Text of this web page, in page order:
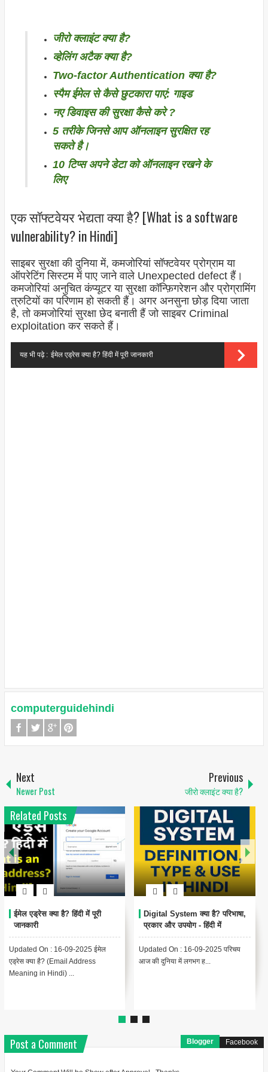
जीरो क्लाइंट क्या है?
व्हेलिंग अटैक क्या है?
Two-factor Authentication क्या है?
स्पैम ईमेल से कैसे छुटकारा पाएं: गाइड
नए डिवाइस की सुरक्षा कैसे करे ?
5 तरीके जिनसे आप ऑनलाइन सुरक्षित रह
सकते है।
10 टिप्स अपने डेटा को ऑनलाइन रखने के
लिए
एक सॉफ्टवेयर भेद्यता क्या है? [What is a software
vulnerability? in Hindi]
साइबर सुरक्षा की दुनिया में, कमजोरियां सॉफ्टवेयर प्रोग्राम या
ऑपरेटिंग सिस्टम में पाए जाने वाले Unexpected defect हैं।
कमजोरियां अनुचित कंप्यूटर या सुरक्षा कॉन्फ़िगरेशन और प्रोग्रामिंग
त्रुटियों का परिणाम हो सकती हैं। अगर अनसुना छोड़ दिया जाता
है, तो कमजोरियां सुरक्षा छेद बनाती हैं जो साइबर Criminal
exploitation कर सकते हैं।
यह भी पढ़े : ईमेल एड्रेस क्या है? हिंदी में पूरी जानकारी
computerguidehindi
Next
Newer Post
Previous
जीरो क्लाइंट क्या है?
Related Posts 1
Encoding Meaning in Hindi |
एन्कोडिंग का मतलब और उपयोग
Updated On : 13-09-2025
Encoding Meaning in Hindi |
एन्कोडिंग का मतलब Encodin...
थंबनेल क्या है? | Thumbnail
Meaning in Hindi (YouTube
& Computer Example)
{ "@context": "https://schema.org",
Post a Comment Blogger Facebook